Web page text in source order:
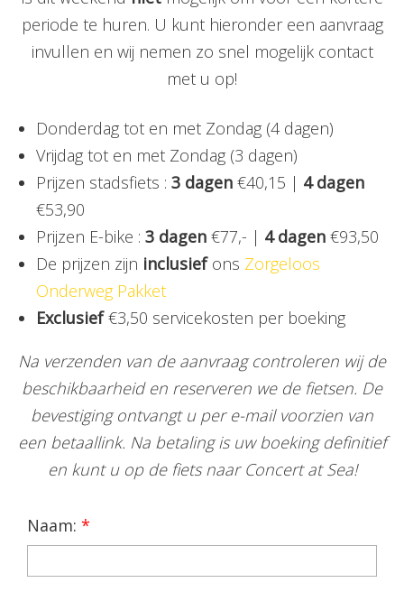
periode te huren. U kunt hieronder een aanvraag
invullen en wij nemen zo snel mogelijk contact
met u op!
Donderdag tot en met Zondag (4 dagen)
Vrijdag tot en met Zondag (3 dagen)
Prijzen stadsfiets : 3 dagen €40,15 | 4 dagen
€53,90
Prijzen E-bike : 3 dagen €77,- | 4 dagen €93,50
De prijzen zijn inclusiefons Zorgeloos
Onderweg Pakket
Exclusief€3,50 servicekosten per boeking
Na verzenden van de aanvraag controleren wij de
beschikbaarheid en reserveren we de fietsen. De
bevestiging ontvangt u per e-mail voorzien van
een betaallink. Na betaling is uw boeking definitief
en kunt u op de fiets naar Concert at Sea!
Naam: *